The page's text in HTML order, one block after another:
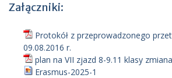
Załączniki:
Protokół z przeprowadzonego
09.08.2016 r.
plan na VII zjazd 8-9.11 klasy zmiana
Erasmus-2025-1